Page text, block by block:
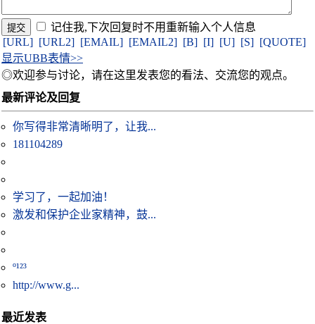
记住我,下次回复时不用重新输入个人信息
[URL] [URL2] [EMAIL] [EMAIL2] [B] [I] [U] [S] [QUOTE]
显示UBB表情>>
◎欢迎参与讨论，请在这里发表您的看法、交流您的观点。
最新评论及回复
你写得非常清晰明了，让我...
181104289
学习了，一起加油！
激发和保护企业家精神，鼓...
º¹²³
http://www.g...
最近发表